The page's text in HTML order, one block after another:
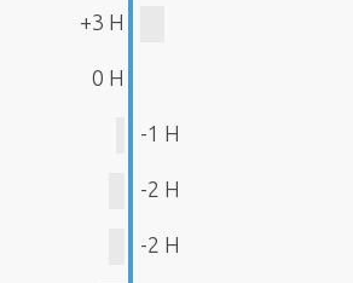
+3 H
0 H
-1 H
-2 H
-2 H